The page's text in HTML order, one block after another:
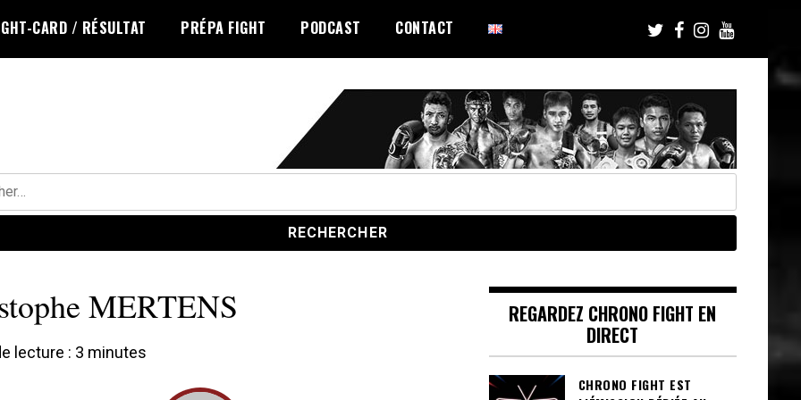
CARD / RÉSULTAT PRÉPA FIGHT PODCAST CONTACT
:
MERTENS
lecture : 3 minutes
REGARDEZ CHRONO FIGHT EN
DIRECT
CHRONO FIGHT EST